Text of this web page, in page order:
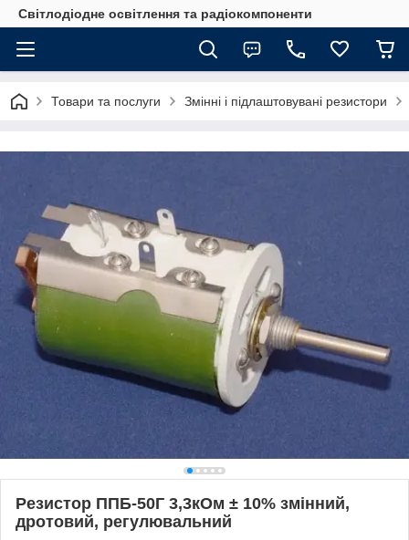
Світлодіодне освітлення та радіокомпоненти
Товари та послуги Змінні і підлаштовувані резистори
Резистор ППБ-50Г 3,3кОм ± 10% змінний,
дротовий, регулювальний